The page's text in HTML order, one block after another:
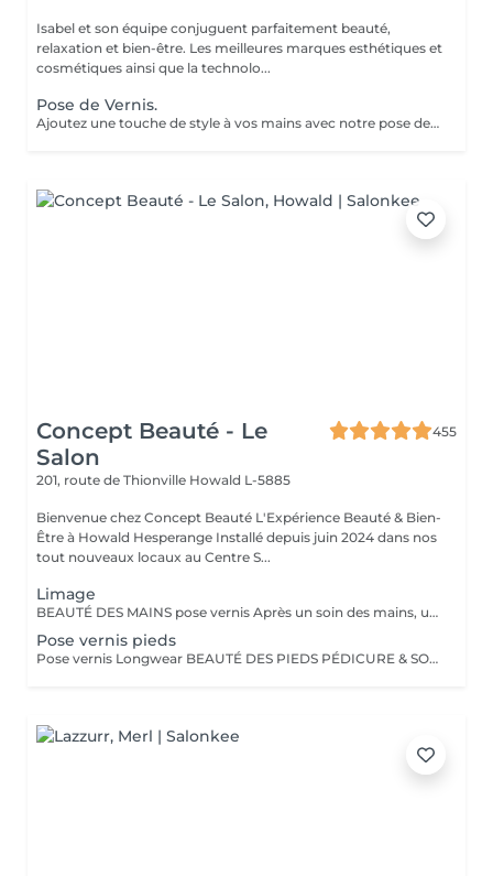
Isabel et son équipe conjuguent parfaitement beauté,
relaxation et bien-être. Les meilleures marques esthétiques et
cosmétiques ainsi que la technolo...
Pose de Vernis.
Ajoutez une touche de style à vos mains avec notre pose de vernis. Profitez d'une finition professionnelle, de conseils personnalisés, et d'un résultat qui dure. Offrez-vous ce petit plaisir et repartez avec des ongles impeccables!
Concept Beauté - Le
Salon
455
201, route de Thionville Howald L-5885
Bienvenue chez Concept Beauté L'Expérience Beauté & Bien-
Être à Howald Hesperange Installé depuis juin 2024 dans nos
tout nouveaux locaux au Centre S...
Limage
BEAUTÉ DES MAINS pose vernis Après un soin des mains, une pose vernis : Limage et mise en forme des ongles Application d'un vernis Longwear ProNails longue tenue ou semi-permanent (en option) Une pause bien-être idéale pour retrouver des mains soignées et élégantes.
Pose vernis pieds
Pose vernis Longwear BEAUTÉ DES PIEDS PÉDICURE & SOINS EXPERTS Nos soins des pieds sont conçus pour allier esthétique et bien-être, en apportant confort, douceur et élégance à vos pieds. Tous nos soins sont réalisés dans des cabines dédiées, équipées de fauteuils Pedi Spa avec bain de pieds intégré, pour une expérience alliant détente et expertise. Nous utilisons les produits spécifiques de la toute nouvelle gamme pieds de ProNails, formulée pour nourrir, réparer et protéger vos pieds en profondeur.